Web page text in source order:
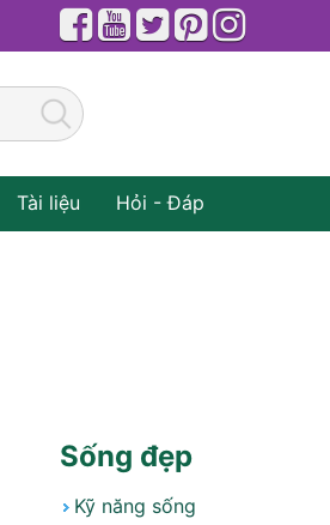
Tài liệu Hỏi - Đáp
Sống đẹp
Kỹ năng sống